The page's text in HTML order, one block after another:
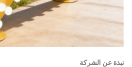
نبذة عن الشركة